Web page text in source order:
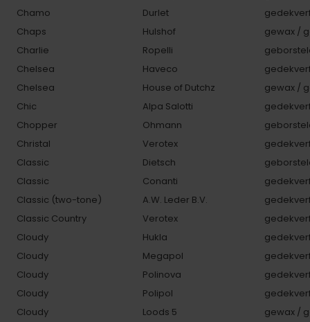
Chamo
Durlet
Chaps
Hulshof
gewax /
Charlie
Ropelli
Chelsea
Haveco
Chelsea
House of Dutchz
gewax /
Chic
Alpa Salotti
Chopper
Ohmann
Christal
Verotex
Classic
Dietsch
Classic
Conanti
Classic (two-tone)
A.W. Leder B.V.
Classic Country
Verotex
Cloudy
Hukla
Cloudy
Megapol
Cloudy
Polinova
Cloudy
Polipol
Cloudy
Loods 5
gewax /